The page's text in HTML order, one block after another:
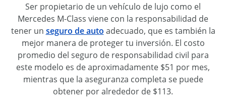
Ser propietario de un vehículo de lujo como el
Mercedes M-Class viene con la responsabilidad de
tener un seguro de auto adecuado, que es también la
mejor manera de proteger tu inversión. El costo
promedio del seguro de responsabilidad civil para
este modelo es de aproximadamente $51 por mes,
mientras que la aseguranza completa se puede
obtener por alrededor de $113.